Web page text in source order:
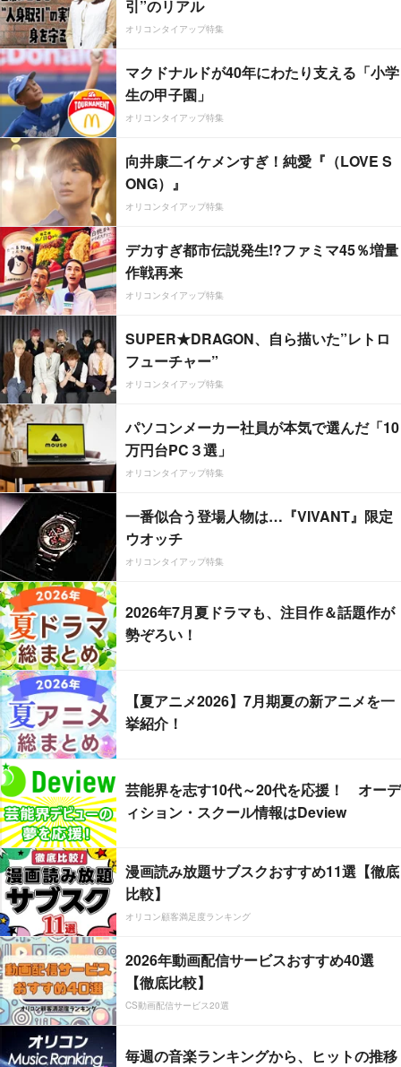
引”のリアル
オリコンタイアップ特集
マクドナルドが40年にわたり支える「小学
生の甲子園」
オリコンタイアップ特集
向井康二イケメンすぎ！純愛『（LOVE S
ONG）』
オリコンタイアップ特集
デカすぎ都市伝説発生!?ファミマ45％増量
作戦再来
オリコンタイアップ特集
SUPER★DRAGON、自ら描いた”レトロ
フューチャー”
オリコンタイアップ特集
パソコンメーカー社員が本気で選んだ「10
万円台PC３選」
オリコンタイアップ特集
一番似合う登場人物は…『VIVANT』限定
ウオッチ
オリコンタイアップ特集
2026年7月夏ドラマも、注目作＆話題作が
勢ぞろい！
【夏アニメ2026】7月期夏の新アニメを一
挙紹介！
芸能界を志す10代～20代を応援！ オーデ
ィション・スクール情報はDeview
漫画読み放題サブスクおすすめ11選【徹底
比較】
オリコン顧客満足度ランキング
2026年動画配信サービスおすすめ40選
【徹底比較】
CS動画配信サービス20選
毎週の音楽ランキングから、ヒットの推移